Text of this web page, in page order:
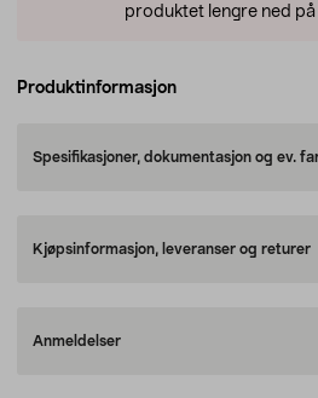
produktet lengre ned på
Produktinformasjon
Spesifikasjoner, dokumentasjon og ev.
Kjøpsinformasjon, leveranser og returer
Anmeldelser